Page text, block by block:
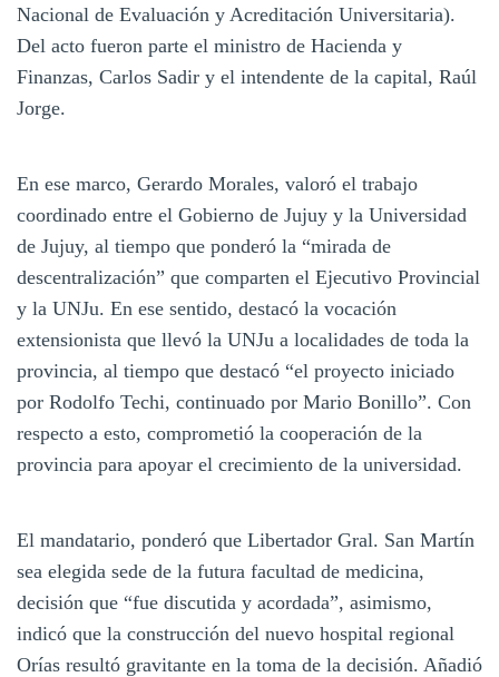
Nacional de Evaluación y Acreditación Universitaria).
Del acto fueron parte el ministro de Hacienda y
Finanzas, Carlos Sadir y el intendente de la capital, Raúl
Jorge.
En ese marco, Gerardo Morales, valoró el trabajo
coordinado entre el Gobierno de Jujuy y la Universidad
de Jujuy, al tiempo que ponderó la “mirada de
descentralización” que comparten el Ejecutivo Provincial
y la UNJu. En ese sentido, destacó la vocación
extensionista que llevó la UNJu a localidades de toda la
provincia, al tiempo que destacó “el proyecto iniciado
por Rodolfo Techi, continuado por Mario Bonillo”. Con
respecto a esto, comprometió la cooperación de la
provincia para apoyar el crecimiento de la universidad.
El mandatario, ponderó que Libertador Gral. San Martín
sea elegida sede de la futura facultad de medicina,
decisión que “fue discutida y acordada”, asimismo,
indicó que la construcción del nuevo hospital regional
Orías resultó gravitante en la toma de la decisión. Añadió